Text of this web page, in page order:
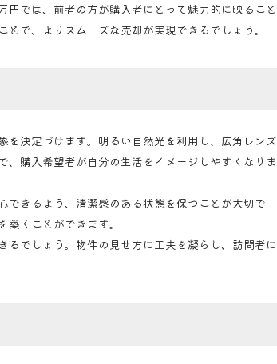
では、前者の方が購入者にとって魅力的に映ること
で、よりスムーズな売却が実現できるでしょう。
決定づけます。明るい自然光を利用し、広角レンズ
購入希望者が自分の生活をイメージしやすくなりま
きるよう、清潔感のある状態を保つことが大切で
くことができます。
でしょう。物件の見せ方に工夫を凝らし、訪問者に